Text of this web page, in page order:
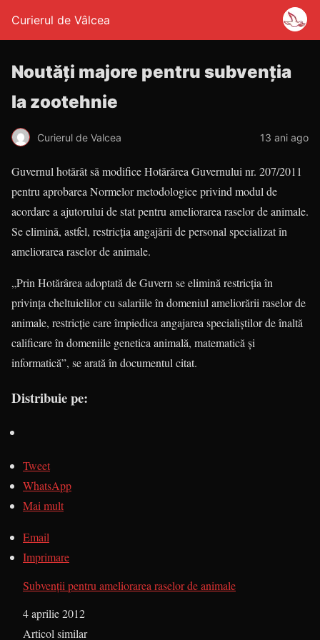
Curierul de Vâlcea
Noutăţi majore pentru subvenţia
la zootehnie
Curierul de Valcea 13 ani ago
Guvernul hotărât să modifice Hotărârea Guvernului nr. 207/2011
pentru aprobarea Normelor metodologice privind modul de
acordare a ajutorului de stat pentru ameliorarea raselor de animale.
Se elimină, astfel, restricția angajării de personal specializat în
ameliorarea raselor de animale.
„Prin Hotărârea adoptată de Guvern se elimină restricţia în
privinţa cheltuielilor cu salariile în domeniul ameliorării raselor de
animale, restricţie care împiedica angajarea specialiștilor de înaltă
calificare în domeniile genetica animală, matematică și
informatică”, se arată în documentul citat.
Distribuie pe:
Tweet
WhatsApp
Mai mult
Email
Imprimare
Subvenţii pentru ameliorarea raselor de animale
Dată
4 aprilie 2012
În legătură cu
Articol similar